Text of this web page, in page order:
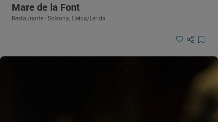
Mare de la Font
Restaurante · Solsona, Lleida/Lérida